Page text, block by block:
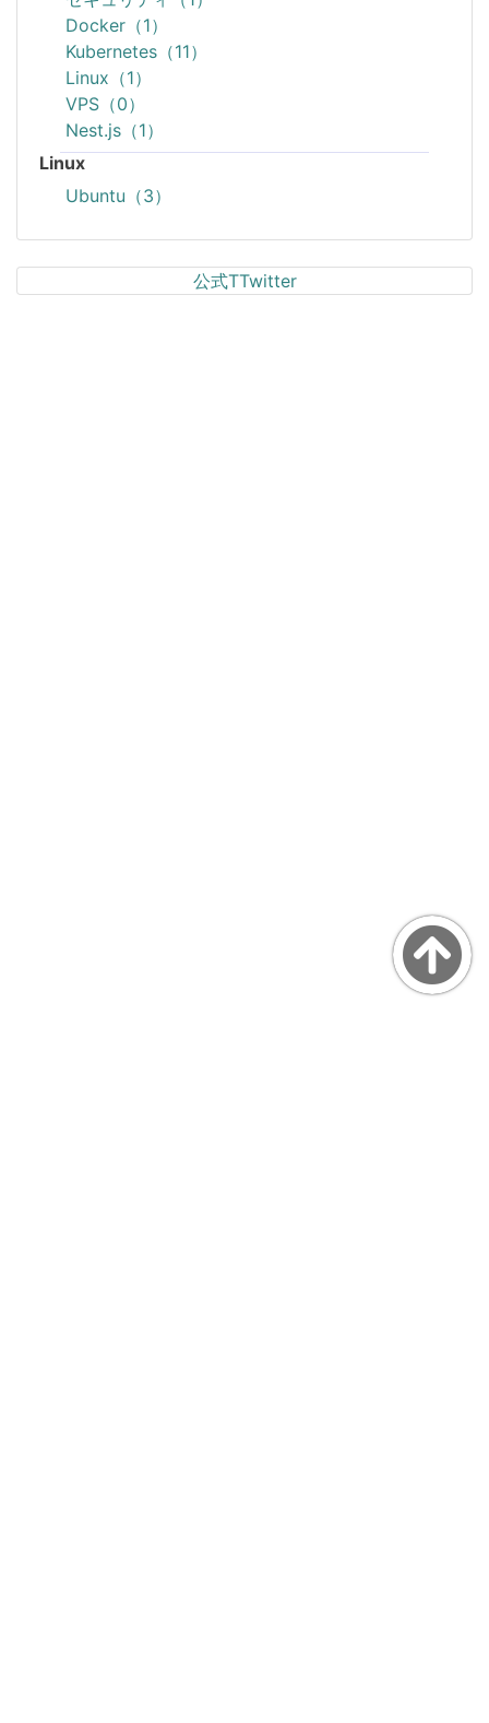
Docker（1）
Kubernetes（11）
Linux（1）
VPS（0）
Nest.js（1）
Linux
Ubuntu（3）
公式TTwitter